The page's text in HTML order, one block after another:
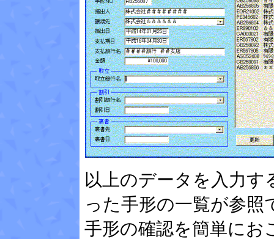
以上のデータを入力
った手形の一覧が参
手形の確認を簡単にお